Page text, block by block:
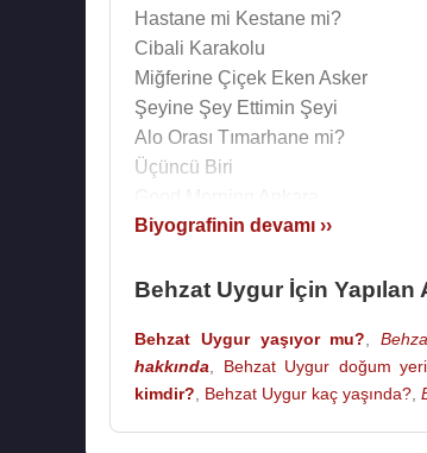
Hastane mi Kestane mi?
Cibali Karakolu
Miğferine Çiçek Eken Asker
Şeyine Şey Ettimin Şeyi
Alo Orası Tımarhane mi?
Üçüncü Biri
Marko Paşa
Üç Salakşörler
Kodum mu Oturturum
Güldüren Şüphe
Sunduğu Proğramlar Ve Filmleri
Biyografinin devamı ››
Behzat Uygur İçin Yapılan
Behzat Uygur yaşıyor mu? ,
hakkında
Behzat Uygur doğum yeri
kimdir?
Behzat Uygur kaç yaşında?